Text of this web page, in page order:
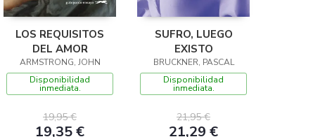
LOS REQUISITOS
DEL AMOR
ARMSTRONG, JOHN
Disponibilidad
inmediata.
19,95 €
19,35 €
SUFRO, LUEGO
EXISTO
BRUCKNER, PASCAL
Disponibilidad
inmediata.
21,95 €
21,29 €